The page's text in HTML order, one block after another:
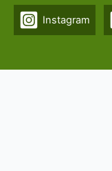
Instagram